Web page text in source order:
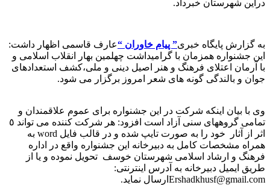
دراین شهرستان خبرداد.
به گزارش پایگاه خبری” پیام خاوران “عارف قاسمی اظهار داشت:
این جشنواره همزمان با گرامیداشت چهلمین بهار انقلاب اسلامی و
با آرمان اعتلای فرهنگ و هنر اصیل دینی و ملی،کشف استعدادهای
جوان و بالندگی گونه های شعر امروز برگزار می شود.
وی با بیان اینکه شرکت در این جشنواره برای عموم علاقمندان و
تمامی گروههای سنی آزاد است افزود: هر شرکت کننده می تواند ٥
اثر از آثار خود را به صورت تایپ شده و در قالب فایل word به
همراه مشخصات کامل به دبیرخانه این جشنواره واقع در اداره
فرهنگ و ارشاد اسلامی شهرستان خوسف تحویل نموده و یا از
طریق ایمیل دبیرخانه به آدرس اینترنتی:
Ershadkhusf@gmail.comارسال نماید.